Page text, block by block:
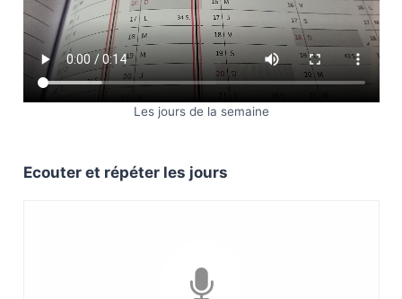
Les jours de la semaine
Ecouter et répéter les jours